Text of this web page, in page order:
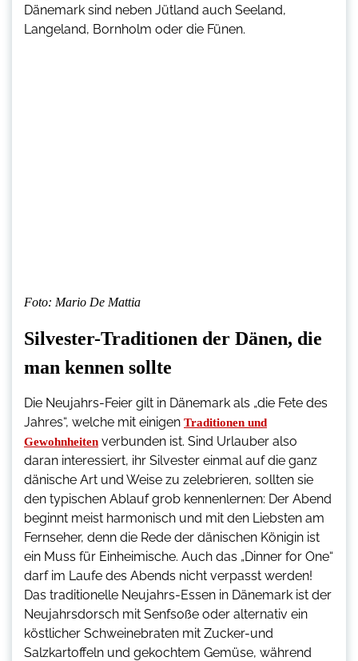
Dänemark sind neben Jütland auch Seeland,
Langeland, Bornholm oder die Fünen.
Foto: Mario De Mattia
Silvester-Traditionen der Dänen, die
man kennen sollte
Die Neujahrs-Feier gilt in Dänemark als „die Fete des
Jahres“, welche mit einigen Traditionen und
Gewohnheiten verbunden ist. Sind Urlauber also
daran interessiert, ihr Silvester einmal auf die ganz
dänische Art und Weise zu zelebrieren, sollten sie
den typischen Ablauf grob kennenlernen: Der Abend
beginnt meist harmonisch und mit den Liebsten am
Fernseher, denn die Rede der dänischen Königin ist
ein Muss für Einheimische. Auch das „Dinner for One“
darf im Laufe des Abends nicht verpasst werden!
Das traditionelle Neujahrs-Essen in Dänemark ist der
Neujahrsdorsch mit Senfsoße oder alternativ ein
köstlicher Schweinebraten mit Zucker-und
Salzkartoffeln und gekochtem Gemüse, während